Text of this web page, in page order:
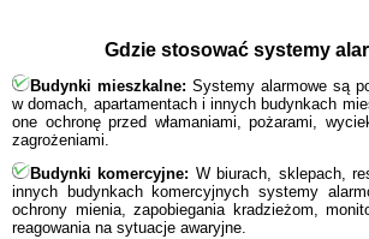
Gdzie stosować systemy
Budynki mieszkalne: Systemy alarmowe są
w domach, apartamentach i innych budynkach
one ochronę przed włamaniami, pożarami,
zagrożeniami.
Budynki komercyjne: W biurach, sklepach,
innych budynkach komercyjnych systemy
ochrony mienia, zapobiegania kradzieżom,
reagowania na sytuacje awaryjne.